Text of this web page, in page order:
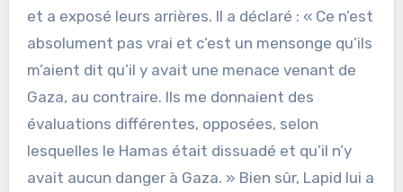
et a exposé leurs arrières. Il a déclaré : « Ce n’est
absolument pas vrai et c’est un mensonge qu’ils
m’aient dit qu’il y avait une menace venant de
Gaza, au contraire. Ils me donnaient des
évaluations différentes, opposées, selon
lesquelles le Hamas était dissuadé et qu’il n’y
avait aucun danger à Gaza. » Bien sûr, Lapid lui a